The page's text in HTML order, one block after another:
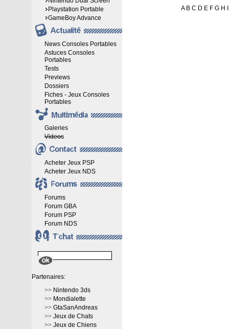
Playstation Portable
GameBoy Advance
News Consoles Portables
Astuces Consoles
Portables
Tests
Previews
Dossiers
Fiches - Jeux Consoles
Portables
Galeries
Videos
Acheter Jeux PSP
Acheter Jeux NDS
Forums
Forum GBA
Forum PSP
Forum NDS
Partenaires:
>> Nintendo 3ds
>> Mondialette
>> GtaSanAndreas
>> Jeux de Chats
>> Jeux de Chiens
A B C D E F G H